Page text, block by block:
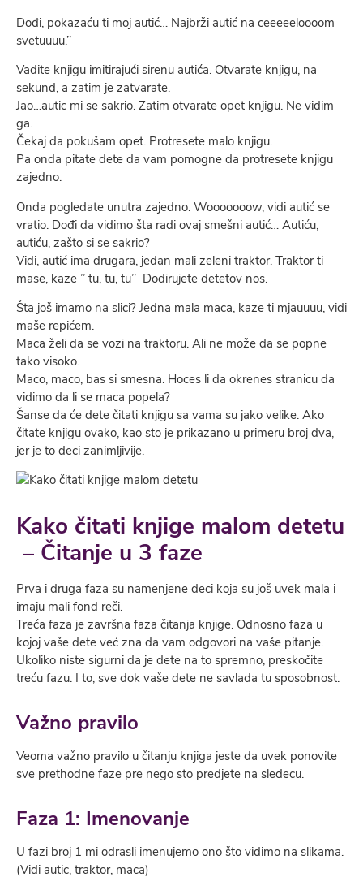
Dođi, pokazaću ti moj autić… Najbrži autić na ceeeeeloooom
svetuuuu.’’
Vadite knjigu imitirajući sirenu autića. Otvarate knjigu, na
sekund, a zatim je zatvarate.
Jao…autic mi se sakrio. Zatim otvarate opet knjigu. Ne vidim
ga.
Čekaj da pokušam opet. Protresete malo knjigu.
Pa onda pitate dete da vam pomogne da protresete knjigu
zajedno.
Onda pogledate unutra zajedno. Wooooooow, vidi autić se
vratio. Dođi da vidimo šta radi ovaj smešni autić… Autiću,
autiću, zašto si se sakrio?
Vidi, autić ima drugara, jedan mali zeleni traktor. Traktor ti
mase, kaze ’’ tu, tu, tu’’ Dodirujete detetov nos.
Šta još imamo na slici? Jedna mala maca, kaze ti mjauuuu, vidi
maše repićem.
Maca želi da se vozi na traktoru. Ali ne može da se popne
tako visoko.
Maco, maco, bas si smesna. Hoces li da okrenes stranicu da
vidimo da li se maca popela?
Šanse da će dete čitati knjigu sa vama su jako velike. Ako
čitate knjigu ovako, kao sto je prikazano u primeru broj dva,
jer je to deci zanimljivije.
Kako čitati knjige malom detetu
– Čitanje u 3 faze
Prva i druga faza su namenjene deci koja su još uvek mala i
imaju mali fond reči.
Treća faza je završna faza čitanja knjige. Odnosno faza u
kojoj vaše dete već zna da vam odgovori na vaše pitanje.
Ukoliko niste sigurni da je dete na to spremno, preskočite
treću fazu. I to, sve dok vaše dete ne savlada tu sposobnost.
Važno pravilo
Veoma važno pravilo u čitanju knjiga jeste da uvek ponovite
sve prethodne faze pre nego sto predjete na sledecu.
Faza 1: Imenovanje
U fazi broj 1 mi odrasli imenujemo ono što vidimo na slikama.
(Vidi autic, traktor, maca)